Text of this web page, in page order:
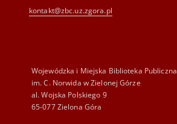
kontakt@zbc.uz.zgora.pl
Wojewódzka i Miejska Biblioteka Publiczna
im. C. Norwida w Zielonej Górze
al. Wojska Polskiego 9
65-077 Zielona Góra